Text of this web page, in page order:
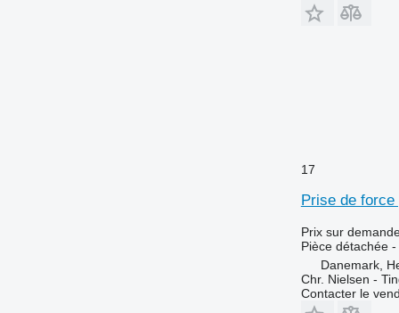
17
Prise de force
Prix sur
Pièce détachée
Danemark,
Chr. Nielsen -
Contacter le